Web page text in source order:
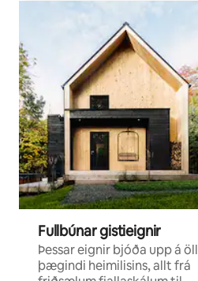
Fullbúnar gistieignir
Þessar eignir bjóða upp á öll
þægindi heimilisins, allt frá